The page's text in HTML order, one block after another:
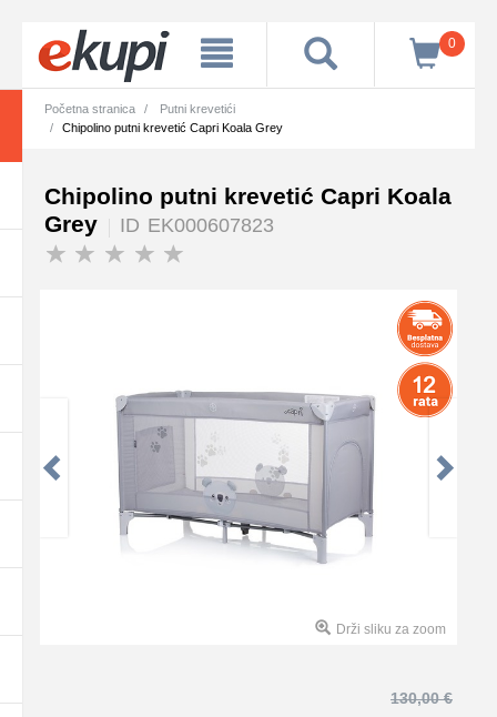
0
Početna stranica
Putni krevetići
Chipolino putni krevetić Capri Koala Grey
Chipolino putni krevetić Capri Koala
Grey
ID EK000607823
Drži sliku za zoom
130,00 €